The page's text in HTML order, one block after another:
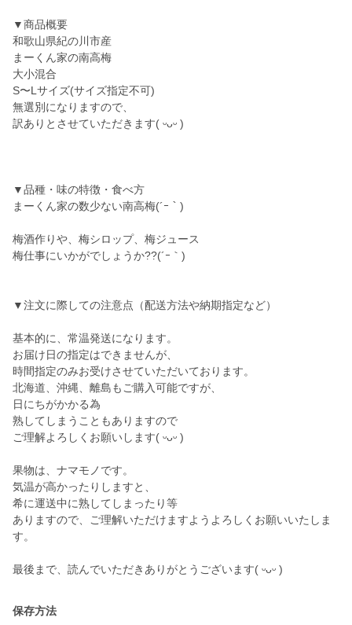
▼商品概要
和歌山県紀の川市産
まーくん家の南高梅
大小混合
S〜Lサイズ(サイズ指定不可)
無選別になりますので、
訳ありとさせていただきます( ᵕᴗᵕ )
▼品種・味の特徴・食べ方
まーくん家の数少ない南高梅(´ｰ｀)
梅酒作りや、梅シロップ、梅ジュース
梅仕事にいかがでしょうか??(´ｰ｀)
▼注文に際しての注意点（配送方法や納期指定など）
基本的に、常温発送になります。
お届け日の指定はできませんが、
時間指定のみお受けさせていただいております。
北海道、沖縄、離島もご購入可能ですが、
日にちがかかる為
熟してしまうこともありますので
ご理解よろしくお願いします( ᵕᴗᵕ )
果物は、ナマモノです。
気温が高かったりしますと、
希に運送中に熟してしまったり等
ありますので、ご理解いただけますようよろしくお願いいたしま
す。
最後まで、読んでいただきありがとうございます( ᵕᴗᵕ )
保存方法